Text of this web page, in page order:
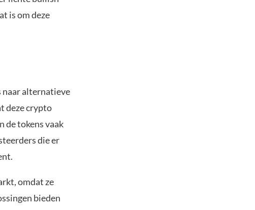
is om deze
naar alternatieve
deze crypto
de tokens vaak
die er
omdat ze
bieden